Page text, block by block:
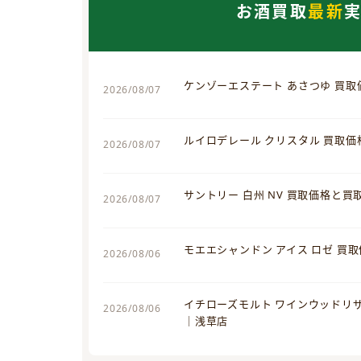
お酒買取最新
2026/08/07 ケンゾーエステート あさつゆ 買
2026/08/07 ルイロデレール クリスタル 買取
2026/08/07 サントリー 白州 NV 買取価格と買
2026/08/06 モエエシャンドン アイス ロゼ 買
2026/08/06
イチローズモルト ワインウッドリ
｜浅草店